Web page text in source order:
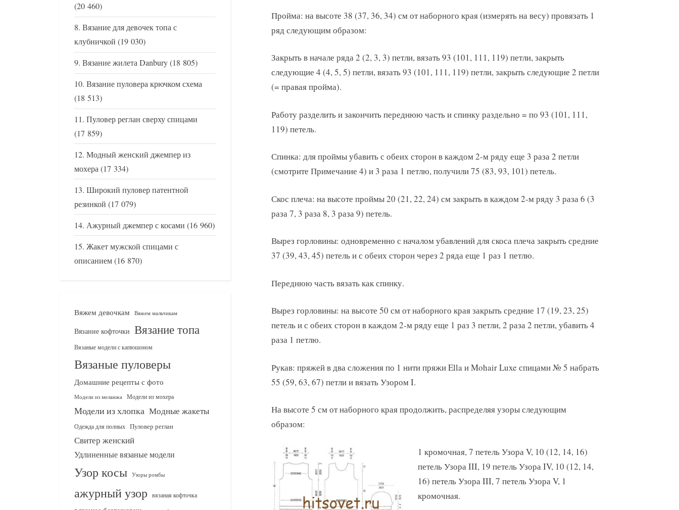
Пройма: на высоте 38 (37, 36, 34) см от наборного края (измерять на весу) провязать 1
ряд следующим образом:
Закрыть в начале ряда 2 (2, 3, 3) петли, вязать 93 (101, 111, 119) петли, закрыть
следующие 4 (4, 5, 5) петли, вязать 93 (101, 111, 119) петли, закрыть следующие 2 петли
(= правая пройма).
Работу разделить и закончить переднюю часть и спинку раздельно = по 93 (101, 111,
119) петель.
Спинка: для проймы убавить с обеих сторон в каждом 2-м ряду еще 3 раза 2 петли
(смотрите Примечание 4) и 3 раза 1 петлю, получили 75 (83, 93, 101) петель.
Скос плеча: на высоте проймы 20 (21, 22, 24) см закрыть в каждом 2-м ряду 3 раза 6 (3
раза 7, 3 раза 8, 3 раза 9) петель.
Вырез горловины: одновременно с началом убавлений для скоса плеча закрыть средние
37 (39, 43, 45) петель и с обеих сторон через 2 ряда еще 1 раз 1 петлю.
Переднюю часть вязать как спинку.
Вырез горловины: на высоте 50 см от наборного края закрыть средние 17 (19, 23, 25)
петель и с обеих сторон в каждом 2-м ряду еще 1 раз 3 петли, 2 раза 2 петли, убавить 4
раза 1 петлю.
Рукав: пряжей в два сложения по 1 нити пряжи Ella и Mohair Luxe спицами № 5 набрать
55 (59, 63, 67) петли и вязать Узором I.
На высоте 5 см от наборного края продолжить, распределяя узоры следующим
образом:
1 кромочная, 7 петель Узора V, 10 (12, 14, 16)
петель Узора III, 19 петель Узора IV, 10 (12, 14,
16) петель Узора III, 7 петель Узора V, 1
кромочная.
(20 460)
Вязание для девочек топа с
клубничкой (19 030)
Вязание жилета Danbury(18 805)
Вязание пуловера крючком схема
(18 513)
Пуловер реглан сверху спицами
(17 859)
Модный женский джемпер из
мохера(17 334)
Широкий пуловер патентной
резинкой (17 079)
Ажурный джемпер с косами (16 960)
Жакет мужской спицами с
описанием(16 870)
Вяжем девочкам Вяжем мальчикам
Вязание кофточки Вязание топа
Вязаные модели с капюшоном
Вязаные пуловеры
Домашние рецепты с фото
Модели из меланжа Модели из мохера
Модели из хлопка Модные жакеты
Одежда для полных Пуловер реглан
Свитер женский
Удлиненные вязаные модели
Узор косы Узоры ромбы
ажурный узор вязаная кофточка